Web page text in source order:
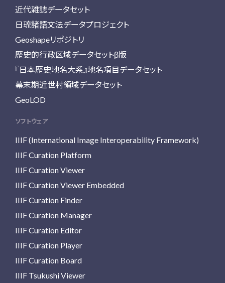
近代雑誌データセット
日琉諸語文法データプロジェクト
Geoshapeリポジトリ
歴史的行政区域データセットβ版
『日本歴史地名大系』地名項目データセット
幕末期近世村領域データセット
GeoLOD
ソフトウェア
IIIF (International Image Interoperability Framework)
IIIF Curation Platform
IIIF Curation Viewer
IIIF Curation Viewer Embedded
IIIF Curation Finder
IIIF Curation Manager
IIIF Curation Editor
IIIF Curation Player
IIIF Curation Board
IIIF Tsukushi Viewer